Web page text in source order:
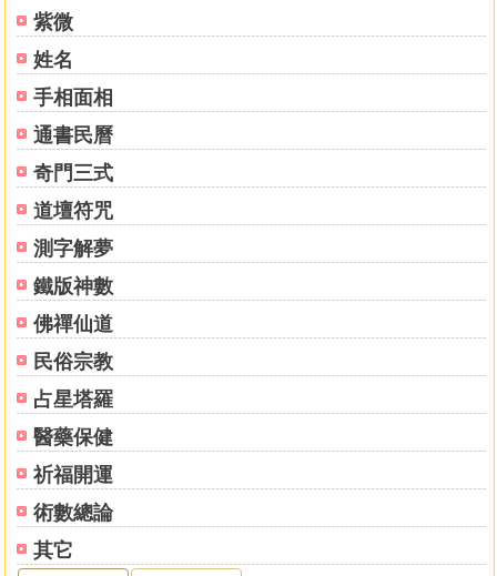
紫微
姓名
手相面相
通書民曆
奇門三式
道壇符咒
測字解夢
鐵版神數
佛禪仙道
民俗宗教
占星塔羅
醫藥保健
祈福開運
術數總論
其它
〈第五章〉你忘記了的奮鬥真言
從自強創運二度清洗一次自己，找出戰勝來年的成功特效
藥……
〈第六章〉如何立志闖新年
新一年新的七大戰略新哲思，給自己加油加好運……
〈第七章〉來年風光如此多嬌
只要你具勇氣和光明，敢教日月換新天……
〈第八章〉新世紀創造幸福人生
中國社會新人類，應該怎樣想，我們才有明天……
〈第九章〉富貴存摺送給你
只要你是我的讀者，均可來打薄存款……
〈後記〉改運真言的總結